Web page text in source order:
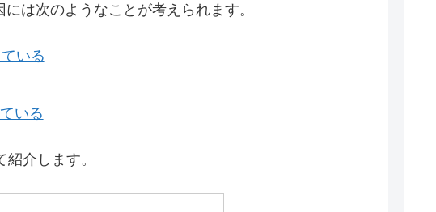
は次のようなことが考えられます。
いる
いる
介します。